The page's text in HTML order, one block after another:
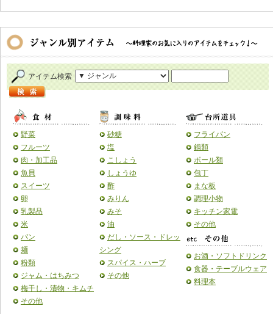
アイテム検索
野菜
フルーツ
肉・加工品
魚貝
スイーツ
卵
乳製品
米
パン
麺
粉類
ジャム・はちみつ
梅干し・漬物・キムチ
その他
砂糖
塩
こしょう
しょうゆ
酢
みりん
みそ
油
だし・ソース・ドレッ
シング
スパイス・ハーブ
その他
フライパン
鍋類
ボール類
包丁
まな板
調理小物
キッチン家電
その他
お酒・ソフトドリンク
食器・テーブルウェア
料理本